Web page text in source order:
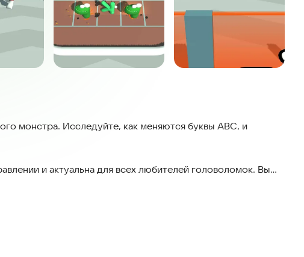
монстра. Исследуйте, как меняются буквы ABC, и
и актуальна для всех любителей головоломок. Вы
сложностей.